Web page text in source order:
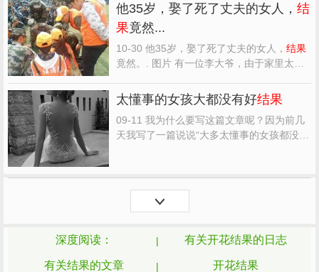
你就勇敢地去做，就...
他35岁，娶了死了丈夫的女人， 结
果竟然...
10-30 他35岁，娶了死了丈夫的女人， 结果
竟然。. 图片 有一位李大爷，由于家里太
人结了婚，婚后生下一个儿子，取名晚生。
李晚生读书很聪明，考上了大学。 李大爷没
有想到自己三十多岁喜得贵子，李家坳大队
第一个上大学的人竟...
太懂事的女孩大都没有好结果
09-11 我为什么要写这篇文章呢？因为前几
天我写了一篇说说“大多太懂事的女孩都没有
的人。可我也知道站在不同的角度，不同的
里，我想说一说我...
深度阅读： 有关开花结果的日志
有关结果的文章 开花结果